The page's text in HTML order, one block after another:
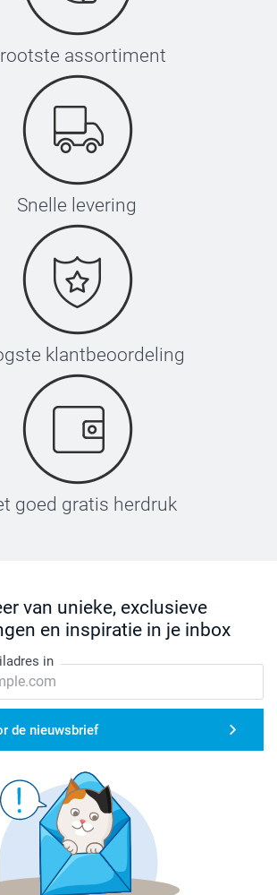
assortiment
Snelle levering
klantbeoordeling
goed gratis herdruk
van unieke, exclusieve
en inspiratie in je inbox
in
de nieuwsbrief